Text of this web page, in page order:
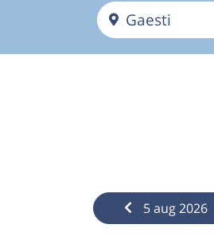
5 aug 2026